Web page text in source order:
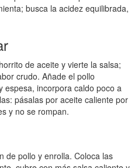
busca la acidez equilibrada,
de aceite y vierte la salsa;
crudo. Añade el pollo
espesa, incorpora caldo poco a
pásalas por aceite caliente por
y no se rompan.
de pollo y enrolla. Coloca las